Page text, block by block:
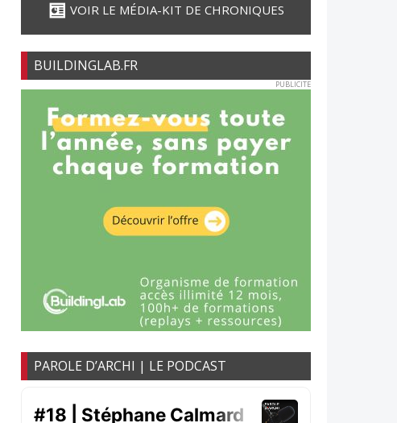
VOIR LE MÉDIA-KIT DE CHRONIQUES
BUILDINGLAB.FR
PUBLICITE
PAROLE D’ARCHI | LE PODCAST